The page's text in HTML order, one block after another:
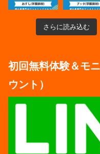
さらに読み込む
初回無料体験＆モ
ウント）